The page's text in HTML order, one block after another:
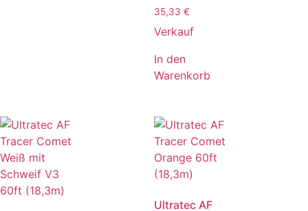
35,33 €
Verkauf
In den
Warenkorb
Ultratec AF